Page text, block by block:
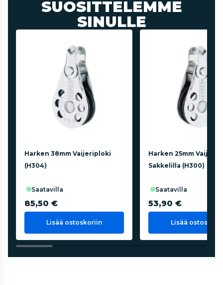
SUOSITTELEMME
SINULLE
Harken 38mm Vaijeriploki
(H304)
saatavilla
85,50 €
Lisää ostoskoriin
Harken 25mm
Sakkelilla (H300)
saatavilla
53,90 €
Lisää